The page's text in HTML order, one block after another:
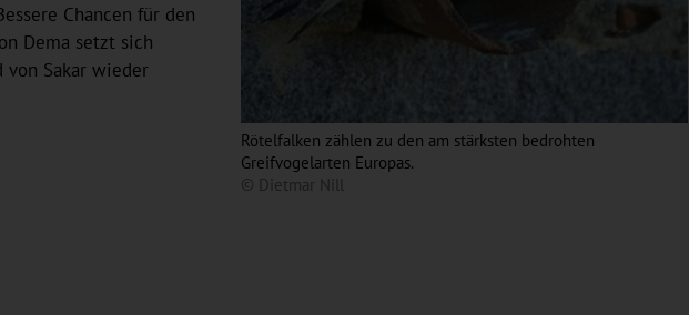
Rötelfalken zählen zu den am stärksten bedrohten
Greifvogelarten Europas.
© Dietmar Nill
Chancen für den
Dema setzt sich
Sakar wieder